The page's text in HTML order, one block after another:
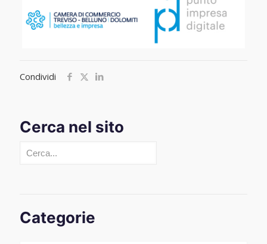
Condividi
Cerca nel sito
Cerca
Categorie